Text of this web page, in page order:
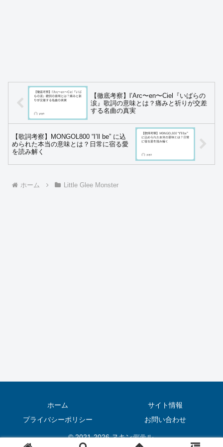
【徹底考察】l’Arc〜en〜Ciel『いばらの
涙』歌詞の意味とは？痛みと祈りが交差
する名曲の真実
【歌詞考察】MONGOL800 “I’ll be” に込
められた本当の意味とは？日常に宿る愛
を読み解く
ホーム Little Glee Monster
ホーム
サイト情報
プライバシーポリシー
お問い合わせ
© 2021-2026 ヌキンデテル.